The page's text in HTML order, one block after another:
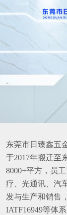
东莞市日臻鑫五
于2017年搬迁至
8000+平方，员
疗、光通讯、汽
发与生产和销售
IATF16949等体